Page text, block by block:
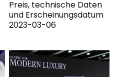
Preis, technische Daten
und Erscheinungsdatum
2023-03-06